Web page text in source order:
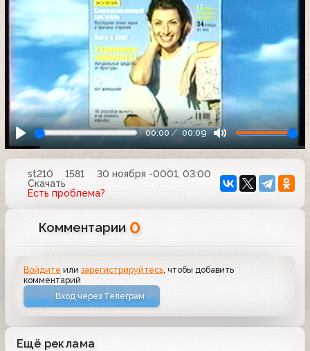
00:00 00:09
st210 1581
30 ноября -0001, 03:00
Скачать
Есть проблема?
Комментарии 0
Войдите илизарегистрируйтесь, чтобы добавить
комментарий
Вход через Телеграм
Ещё реклама